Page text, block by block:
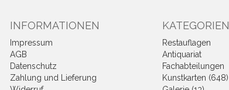
INFORMATIONEN
Impressum
AGB
Datenschutz
Zahlung und Lieferung
KATEGORIEN
Restauflagen
Antiquariat
Fachabteilungen
Kunstkarten (648)